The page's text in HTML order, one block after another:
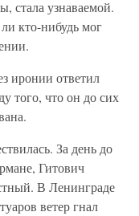
стала узнаваемой.
кто-нибудь мог
иронии ответил
того, что он до сих
За день до
Гитович
В Ленинграде
ветер гнал